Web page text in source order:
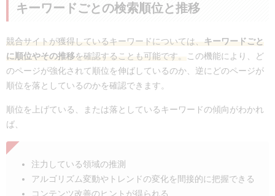
キーワードごとの検索順位と推移
競合サイトが獲得しているキーワードについては、 キーワードごと
に順位やその推移を確認することも可能です。
この機能により、ど
のページが強化されて順位を伸ばしているのか、逆にどのページが
順位を落としているのかを確認できます。
順位を上げている、または落としているキーワードの傾向がわかれ
ば、
注力している領域の推測
アルゴリズム変動やトレンドの変化を間接的に把握できる
コンテンツ改善のヒントが得られる